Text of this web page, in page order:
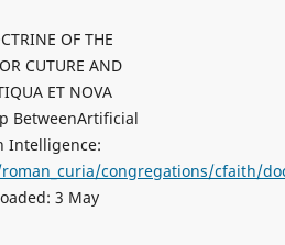
OF THE
CUTURE AND
ET NOVA
BetweenArtificial
Intelligence:
congregations/cfaith/
3 May